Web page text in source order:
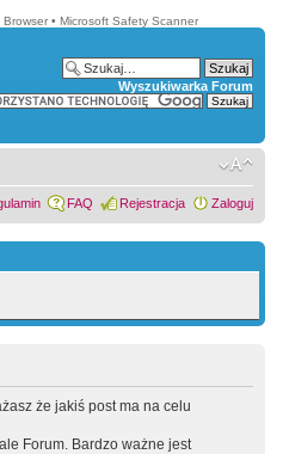
Browser • Microsoft Safety Scanner
Wyszukiwarka Forum
FAQ Rejestracja Zaloguj
że jakiś post ma na celu
Forum. Bardzo ważne jest